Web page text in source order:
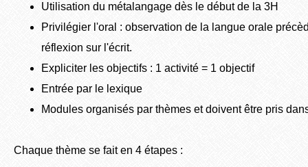
Utilisation du métalangage dès le début de la 3H
Privilégier l'oral : observation de la langue orale
réflexion sur l'écrit.
Expliciter les objectifs : 1 activité = 1 objectif
Entrée par le lexique
Modules organisés par thèmes et doivent être pris
Chaque thème se fait en 4 étapes :